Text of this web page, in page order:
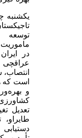
یکشنبه
توسعه
ماموریت
در
عراقچی
است که
و
تعدیل